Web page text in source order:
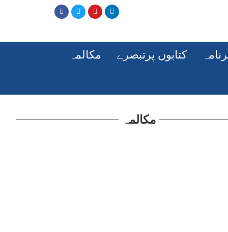
کتابوں پرتبصرے مکالمہ
مکالمہ